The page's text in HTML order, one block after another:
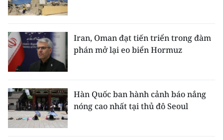
Iran, Oman đạt tiến triển trong đàm
phán mở lại eo biển Hormuz
Hàn Quốc ban hành cảnh báo nắng
nóng cao nhất tại thủ đô Seoul